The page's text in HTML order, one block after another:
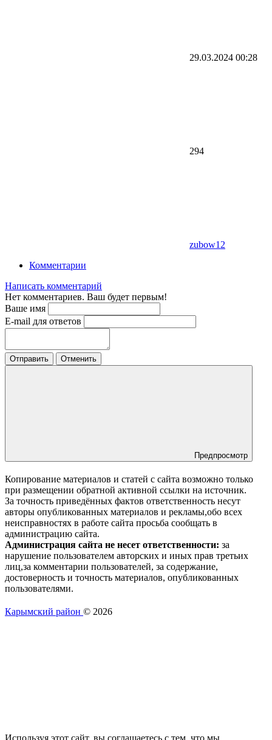
29.03.2024 00:28
294
zubow12
Комментарии
Написать комментарий
Нет комментариев. Ваш будет первым!
Ваше имя
E-mail для ответов
Отправить Отменить
Предпросмотр
Копирование материалов и статей с сайта возможно только
при размещении обратной активной ссылки на источник.
За точность приведённых фактов ответственность несут
авторы опубликованных материалов и рекламы,обо всех
неисправностях в работе сайта просьба сообщать в
администрацию сайта.
Администрация сайта не несет ответственности: за
нарушение пользователем авторских и иных прав третьих
лиц,за комментарии пользователей, за содержание,
достоверность и точность материалов, опубликованных
пользователями.
Карымский район © 2026